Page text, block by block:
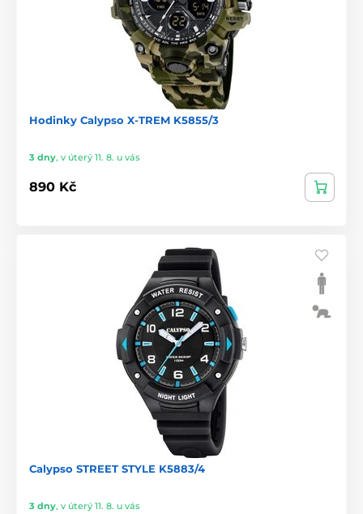
Hodinky Calypso X-TREM K5855/3
3 dny, v úterý 11. 8. u vás
890 Kč
Calypso STREET STYLE K5883/4
3 dny, v úterý 11. 8. u vás